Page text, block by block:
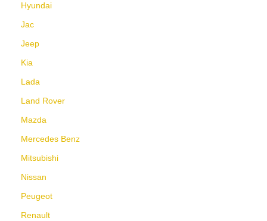
Hyundai
Jac
Jeep
Kia
Lada
Land Rover
Mazda
Mercedes Benz
Mitsubishi
Nissan
Peugeot
Renault